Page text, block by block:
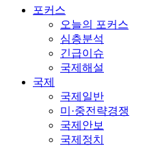
포커스
오늘의 포커스
심층분석
긴급이슈
국제해설
국제
국제일반
미·중전략경쟁
국제안보
국제정치